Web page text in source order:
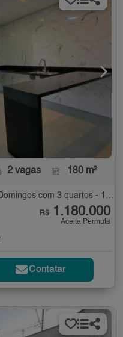
2 vagas 180 m²
R$ 1.180.000
Aceita Permuta
Contatar